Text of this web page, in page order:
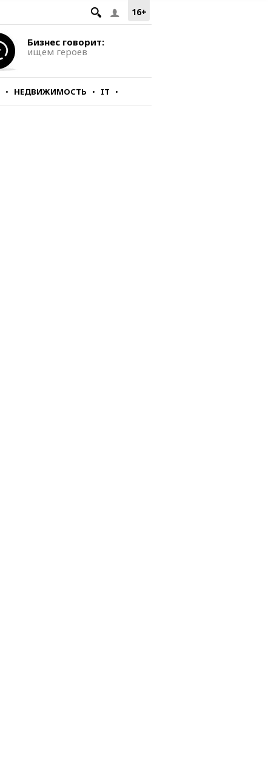
16+
Бизнес говорит:
ищем героев
НЕДВИЖИМОСТЬ IT